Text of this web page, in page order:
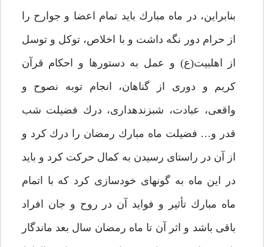
بنابراين، در ماه مبارك بايد تمام اعضا و جوارح را
از حرام دور نگه داشت و با اخلاص، توكل و توسل
از اهل‏بيت(ع) و عمل به دستورها و احكام قرآن
كريم و دورى از گناهان، انجام توبه نصوح و
واقعى، عبادت، شب‏زنده‏دارى، درك فضيلت شب
قدر و… فضيلت ماه مبارك رمضان را درك كرد و
از آن در راستاى رسيدن به كمال حركت كرد و بايد
در اين ماه به گونه‏اى خودسازى كرد كه با اتمام
ماه مبارك تأثير و فوايد آن در روح و جان افراد
باقى باشد و اثر آن تا ماه رمضان سال بعد ماندگار